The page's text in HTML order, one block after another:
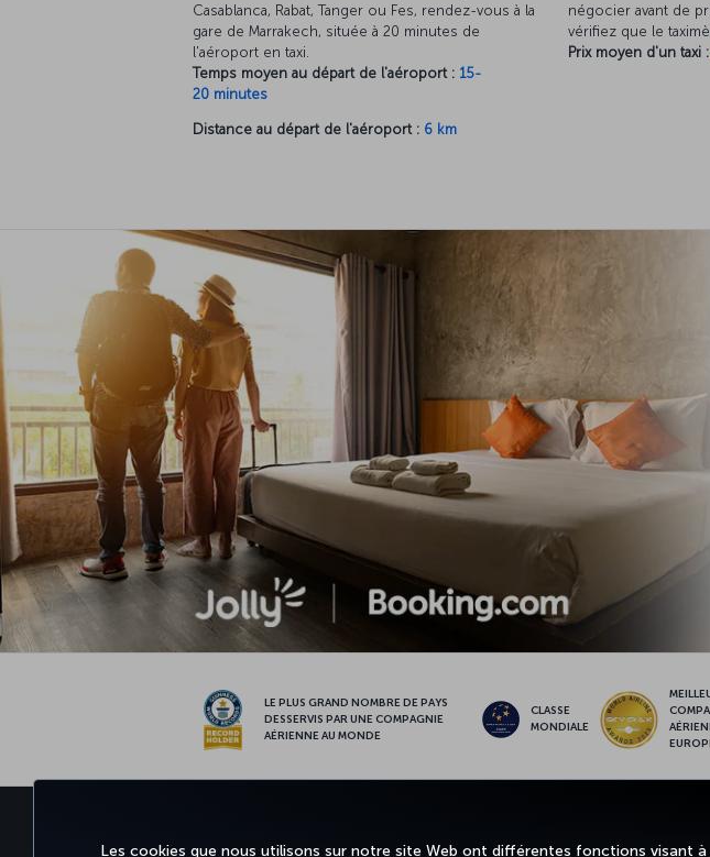
Les cookies que nous utilisons sur notre site Web ont différentes fonctions visant à
Casablanca, Rabat, Tanger ou Fes, rendez-vous à la
gare de Marrakech, située à 20 minutes de
l'aéroport en taxi.
Temps moyen au départ de l'aéroport : 15-
20 minutes
Distance au départ de l'aéroport : 6 km
négocier avant de
vérifiez que le
Prix moyen d'un taxi :
LE PLUS GRAND NOMBRE DE PAYS
DESSERVIS PAR UNE COMPAGNIE
AÉRIENNE AU MONDE
CLASSE
MONDIALE